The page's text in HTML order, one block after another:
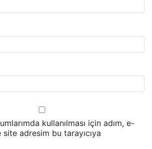
kullanılması için adım, e-
adresim bu tarayıcıya